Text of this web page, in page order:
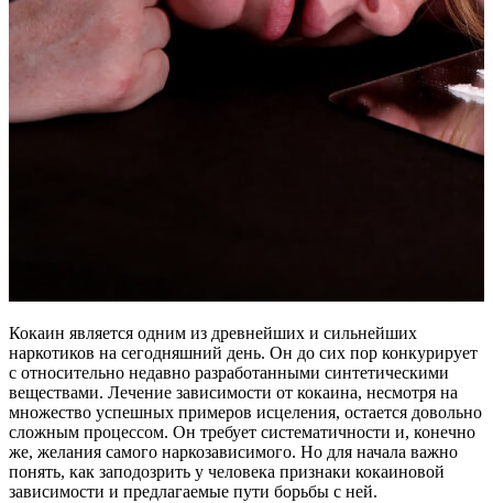
Кокаин является одним из древнейших и сильнейших
наркотиков на сегодняшний день. Он до сих пор конкурирует
с относительно недавно разработанными синтетическими
веществами. Лечение зависимости от кокаина, несмотря на
множество успешных примеров исцеления, остается довольно
сложным процессом. Он требует систематичности и, конечно
же, желания самого наркозависимого. Но для начала важно
понять, как заподозрить у человека признаки кокаиновой
зависимости и предлагаемые пути борьбы с ней.